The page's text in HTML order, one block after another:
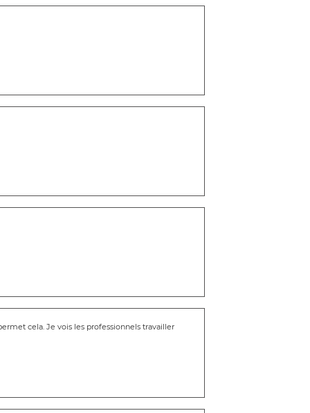
cela. Je vois les professionnels travailler